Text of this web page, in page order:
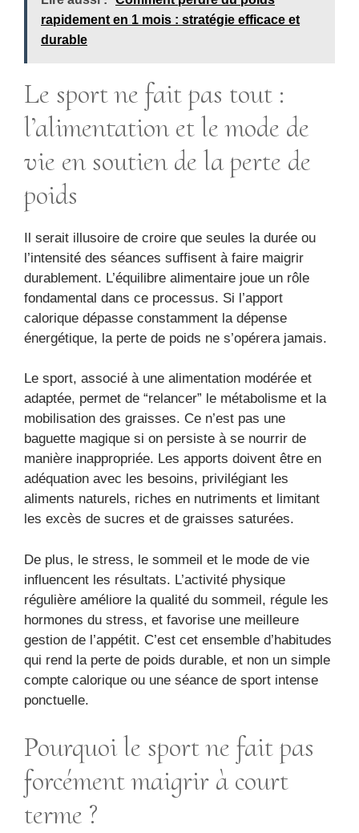
rapidement en 1 mois : stratégie efficace et
durable
Le sport ne fait pas tout :
l’alimentation et le mode de
vie en soutien de la perte de
poids
Il serait illusoire de croire que seules la durée ou
l’intensité des séances suffisent à faire maigrir
durablement. L’équilibre alimentaire joue un rôle
fondamental dans ce processus. Si l’apport
calorique dépasse constamment la dépense
énergétique, la perte de poids ne s’opérera jamais.
Le sport, associé à une alimentation modérée et
adaptée, permet de “relancer” le métabolisme et la
mobilisation des graisses. Ce n’est pas une
baguette magique si on persiste à se nourrir de
manière inappropriée. Les apports doivent être en
adéquation avec les besoins, privilégiant les
aliments naturels, riches en nutriments et limitant
les excès de sucres et de graisses saturées.
De plus, le stress, le sommeil et le mode de vie
influencent les résultats. L’activité physique
régulière améliore la qualité du sommeil, régule les
hormones du stress, et favorise une meilleure
gestion de l’appétit. C’est cet ensemble d’habitudes
qui rend la perte de poids durable, et non un simple
compte calorique ou une séance de sport intense
ponctuelle.
Pourquoi le sport ne fait pas
forcément maigrir à court
terme ?